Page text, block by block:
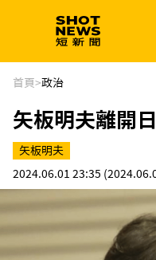
生技 政治
新南向 體育
首頁>政治
矢板明夫離開
矢板明夫
2024.06.01 23:35